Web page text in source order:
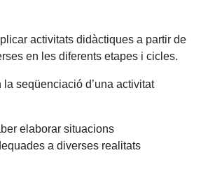
activitats didàctiques a partir de
en les diferents etapes i cicles.
seqüenciació d’una activitat
elaborar situacions
a diverses realitats